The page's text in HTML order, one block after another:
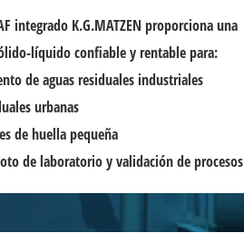
integrado K.G.MATZEN proporciona una
líquido confiable y rentable para:
de aguas residuales industriales
urbanas
de huella pequeña
de laboratorio y validación de procesos